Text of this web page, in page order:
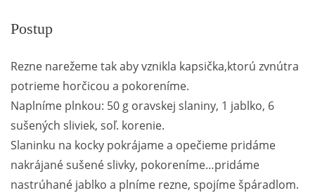
Postup
Rezne narežeme tak aby vznikla kapsička,ktorú zvnútra
potrieme horčicou a pokoreníme.
Naplníme plnkou: 50 g oravskej slaniny, 1 jablko, 6
sušených sliviek, soľ. korenie.
Slaninku na kocky pokrájame a opečieme pridáme
nakrájané sušené slivky, pokoreníme…pridáme
nastrúhané jablko a plníme rezne, spojíme špáradlom.